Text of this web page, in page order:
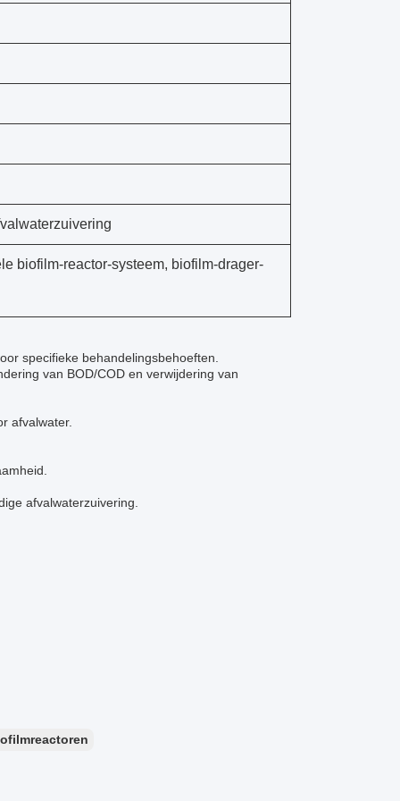
biofilm-reactor-systeem, biofilm-drager-
specifieke behandelingsbehoeften.
van BOD/COD en verwijdering van
afvalwater.
afvalwaterzuivering.